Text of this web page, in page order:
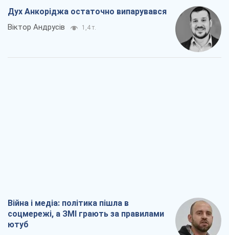
Дух Анкоріджа остаточно випарувався
Віктор Андрусів 1,4 т.
Війна і медіа: політика пішла в
соцмережі, а ЗМІ грають за правилами
ютуб